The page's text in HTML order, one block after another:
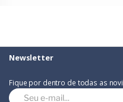
Newsletter
Fique por dentro de todas as